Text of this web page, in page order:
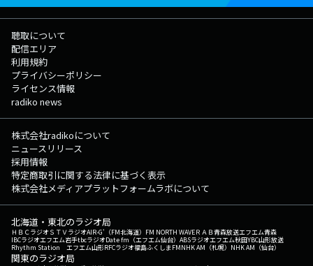
聴取について
配信エリア
利用規約
プライバシーポリシー
ライセンス情報
radiko news
株式会社radikoについて
ニュースリリース
採用情報
特定商取引に関する法律に基づく表示
株式会社メディアプラットフォームラボについて
北海道・東北のラジオ局
ＨＢＣラジオＳＴＶラジオAIR-G'（FM北海道） FM NORTH WAVEＲＡＢ青森放送エフエム青森
IBCラジオエフエム岩手tbcラジオDate fm（エフエム仙台） ABSラジオエフエム秋田YBC山形放送
Rhythm Station エフエム山形RFCラジオ福島ふくしまFMNHK AM（札幌） NHK AM（仙台）
関東のラジオ局